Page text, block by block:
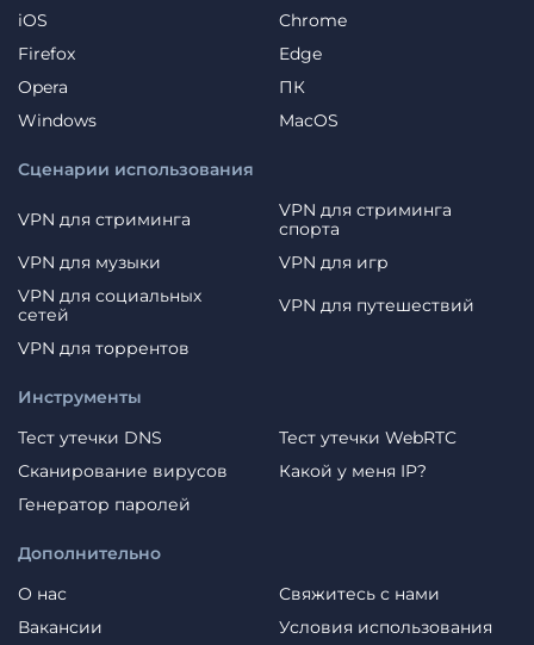
iOS
Chrome
Firefox
Edge
Opera
ПК
Windows
MacOS
Сценарии использования
VPN для стриминга
VPN для стриминга
спорта
VPN для музыки
VPN для игр
VPN для социальных
сетей
VPN для путешествий
VPN для торрентов
Дополнительно
О нас
Свяжитесь с нами
Вакансии
Условия использования
Инструменты
Тест утечки DNS
Тест утечки WebRTC
Сканирование вирусов
Какой у меня IP?
Генератор паролей